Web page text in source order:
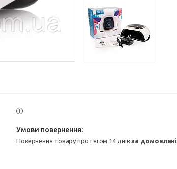
повернення товару протягом 14 днівза